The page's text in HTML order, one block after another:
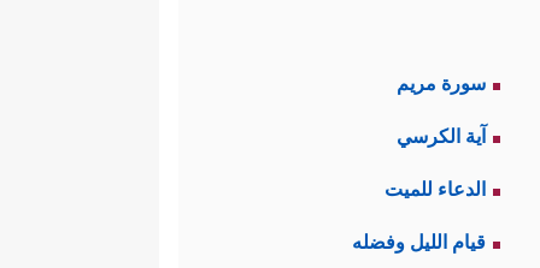
سورة مريم
آية الكرسي
الدعاء للميت
قيام الليل وفضله